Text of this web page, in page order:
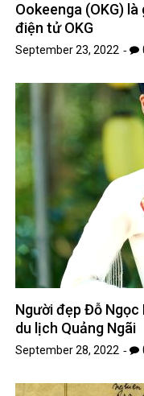
Ookeenga (OKG)
điện tử OKG
September 23, 2022
Người đẹp Đỗ Ngọc
du lịch Quảng Ngãi
September 28, 2022